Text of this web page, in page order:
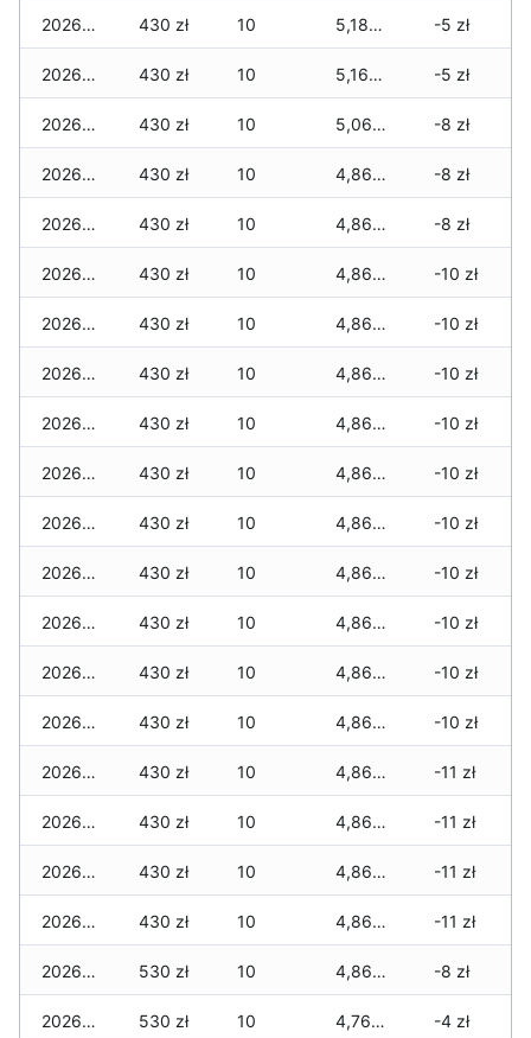
2026-06-30 430 zł 10 5,180 zł -5 zł
2026-06-28 430 zł 10 5,160 zł -5 zł
2026-06-27 430 zł 10 5,060 zł -8 zł
2026-06-26 430 zł 10 4,860 zł -8 zł
2026-06-25 430 zł 10 4,860 zł -8 zł
2026-06-24 430 zł 10 4,860 zł -10 zł
2026-06-23 430 zł 10 4,860 zł -10 zł
2026-06-22 430 zł 10 4,860 zł -10 zł
2026-06-21 430 zł 10 4,860 zł -10 zł
2026-06-20 430 zł 10 4,860 zł -10 zł
2026-06-19 430 zł 10 4,860 zł -10 zł
2026-06-18 430 zł 10 4,860 zł -10 zł
2026-06-17 430 zł 10 4,860 zł -10 zł
2026-06-16 430 zł 10 4,860 zł -10 zł
2026-06-15 430 zł 10 4,860 zł -10 zł
2026-06-14 430 zł 10 4,860 zł -11 zł
2026-06-13 430 zł 10 4,860 zł -11 zł
2026-06-12 430 zł 10 4,860 zł -11 zł
2026-06-11 430 zł 10 4,860 zł -11 zł
2026-06-10 530 zł 10 4,860 zł -8 zł
2026-06-09 530 zł 10 4,760 zł -4 zł